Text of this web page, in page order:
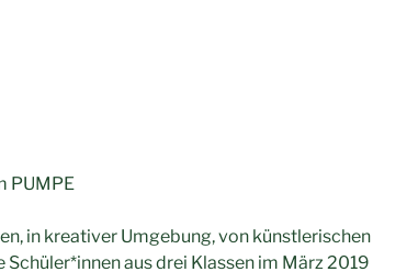
PUMPE
in kreativer Umgebung, von künstlerischen
aus drei Klassen im März 2019